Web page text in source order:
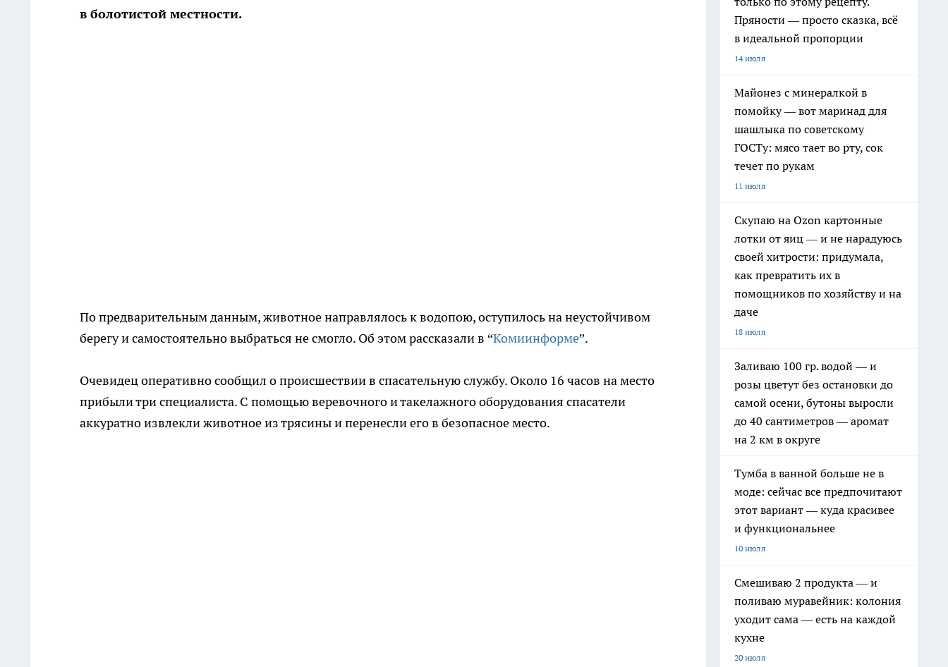
в болотистой местности.
По предварительным данным, животное направлялось к водопою, оступилось на неустойчивом
берегу и самостоятельно выбраться не смогло. Об этом рассказали в “Комиинформе”.
Очевидец оперативно сообщил о происшествии в спасательную службу. Около 16 часов на место
прибыли три специалиста. С помощью веревочного и такелажного оборудования спасатели
аккуратно извлекли животное из трясины и перенесли его в безопасное место.
Пряности — просто сказка, всё
в идеальной пропорции
14 июля
Майонез с минералкой в
помойку — вот маринад для
шашлыка по советскому
ГОСТу: мясо тает во рту, сок
течет по рукам
11 июля
Скупаю на Ozon картонные
лотки от яиц — и не нарадуюсь
своей хитрости: придумала,
как превратить их в
помощников по хозяйству и на
даче
18 июля
Заливаю 100 гр. водой — и
розы цветут без остановки до
самой осени, бутоны выросли
до 40 сантиметров — аромат
на 2 км в округе
Тумба в ванной больше не в
моде: сейчас все предпочитают
этот вариант — куда красивее
и функциональнее
10 июля
Смешиваю 2 продукта — и
поливаю муравейник: колония
уходит сама — есть на каждой
кухне
20 июля